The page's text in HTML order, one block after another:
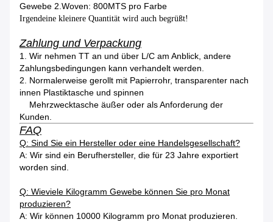
Gewebe 2.Woven: 800MTS pro Farbe
Irgendeine kleinere Quantität wird auch begrüßt!
Zahlung und Verpackung
1. Wir nehmen TT an und über L/C am Anblick, andere
Zahlungsbedingungen kann verhandelt werden.
2. Normalerweise gerollt mit Papierrohr, transparenter nach
innen Plastiktasche und spinnen
Mehrzwecktasche äußer oder als Anforderung der
Kunden.
FAQ
Q: Sind Sie ein Hersteller oder eine Handelsgesellschaft?
A: Wir sind ein Berufhersteller, die für 23 Jahre exportiert
worden sind.
Q: Wieviele Kilogramm Gewebe können Sie pro Monat
produzieren?
A: Wir können 10000 Kilogramm pro Monat produzieren.